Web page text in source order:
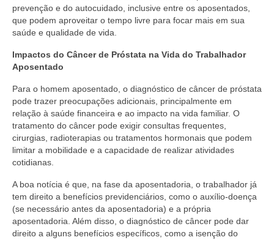
prevenção e do autocuidado, inclusive entre os aposentados,
que podem aproveitar o tempo livre para focar mais em sua
saúde e qualidade de vida.
Impactos do Câncer de Próstata na Vida do Trabalhador
Aposentado
Para o homem aposentado, o diagnóstico de câncer de próstata
pode trazer preocupações adicionais, principalmente em
relação à saúde financeira e ao impacto na vida familiar. O
tratamento do câncer pode exigir consultas frequentes,
cirurgias, radioterapias ou tratamentos hormonais que podem
limitar a mobilidade e a capacidade de realizar atividades
cotidianas.
A boa notícia é que, na fase da aposentadoria, o trabalhador já
tem direito a benefícios previdenciários, como o auxílio-doença
(se necessário antes da aposentadoria) e a própria
aposentadoria. Além disso, o diagnóstico de câncer pode dar
direito a alguns benefícios específicos, como a isenção do